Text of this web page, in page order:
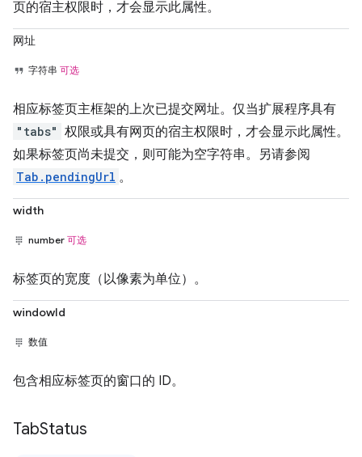
页的宿主权限时，才会显示此属性。
网址
字符串 可选
相应标签页主框架的上次已提交网址。仅当扩展程序具有
"tabs" 权限或具有网页的宿主权限时，才会显示此属性。
如果标签页尚未提交，则可能为空字符串。另请参阅
Tab.pendingUrl 。
width
number 可选
标签页的宽度（以像素为单位）。
windowId
数值
包含相应标签页的窗口的 ID。
TabStatus